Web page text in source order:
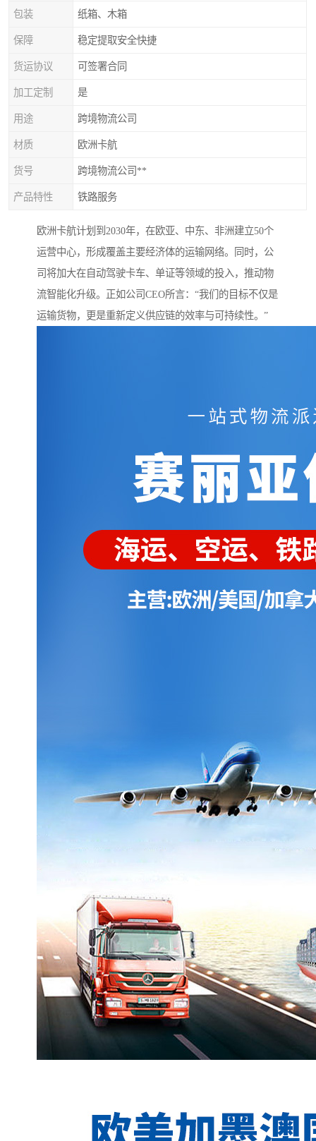
包装 纸箱、木箱
保障 稳定提取安全快捷
货运协议 可签署合同
加工定制 是
用途 跨境物流公司
材质 欧洲卡航
货号 跨境物流公司**
产品特性 铁路服务
欧洲卡航计划到2030年，在欧亚、中东、非洲建立50个
运营中心，形成覆盖主要经济体的运输网络。同时，公
司将加大在自动驾驶卡车、单证等领域的投入，推动物
流智能化升级。正如公司CEO所言：“我们的目标不仅是
运输货物，更是重新定义供应链的效率与可持续性。”